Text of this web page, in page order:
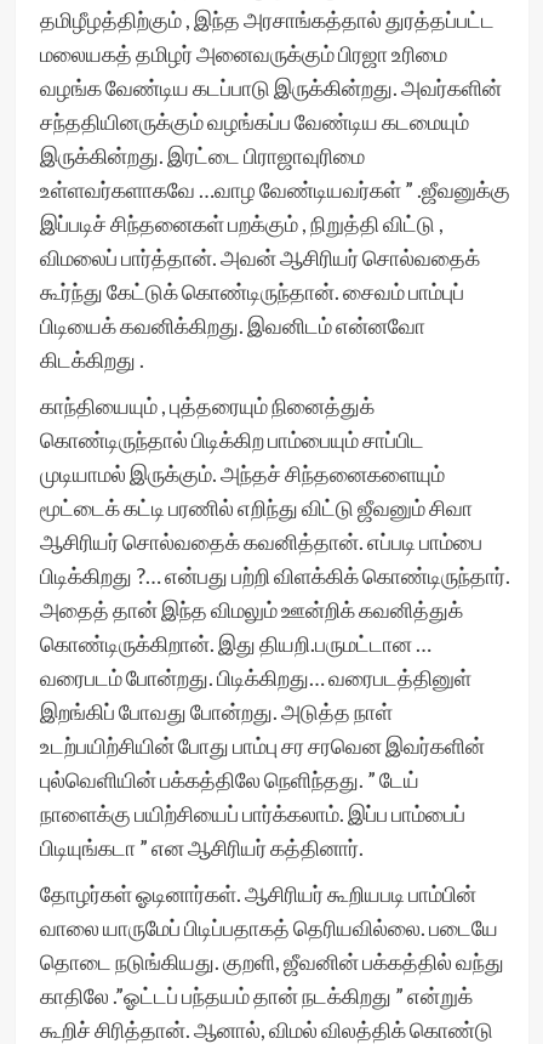
தமிழீழத்திற்கும் , இந்த அரசாங்கத்தால் துரத்தப்பட்ட‌
மலையகத் தமிழர் அனைவருக்கும் பிரஜா உரிமை
வழங்க வேண்டிய கடப்பாடு இருக்கின்றது. அவர்களின்
சந்ததியினருக்கும் வழங்கப்ப வேண்டிய கடமையும்
இருக்கின்றது. இரட்டை பிராஜாவுரிமை
உள்ளவர்களாகவே …வாழ வேண்டியவர்கள் ” .ஜீவனுக்கு
இப்படிச் சிந்தனைகள் பறக்கும் , நிறுத்தி விட்டு ,
விமலைப் பார்த்தான். அவன் ஆசிரியர் சொல்வதைக்
கூர்ந்து கேட்டுக் கொண்டிருந்தான். சைவம் பாம்புப்
பிடியைக் கவனிக்கிறது. இவனிடம் என்னவோ
கிடக்கிறது .
காந்தியையும் , புத்தரையும் நினைத்துக்
கொண்டிருந்தால் பிடிக்கிற பாம்பையும் சாப்பிட
முடியாமல் இருக்கும். அந்தச் சிந்தனைகளையும்
மூட்டைக் கட்டி பரணில் எறிந்து விட்டு ஜீவனும் சிவா
ஆசிரியர் சொல்வதைக் கவனித்தான். எப்படி பாம்பை
பிடிக்கிறது ?… என்பது பற்றி விளக்கிக் கொண்டிருந்தார்.
அதைத் தான் இந்த விம‌லும் ஊன்றிக் கவனித்துக்
கொண்டிருக்கிறான். இது தியறி.பருமட்டான …
வரைபடம் போன்றது. பிடிக்கிறது… வரைபடத்தினுள்
இறங்கிப் போவது போன்றது. அடுத்த நாள்
உடற்பயிற்சியின் போது பாம்பு சர சரவென இவர்களின்
புல்வெளியின் பக்கத்திலே நெளிந்தது. ” டேய்
நாளைக்கு பயிற்சியைப் பார்க்கலாம். இப்ப பாம்பைப்
பிடியுங்கடா ” என ஆசிரியர் கத்தினார்.
தோழர்கள் ஓடினார்கள். ஆசிரியர் கூறியபடி பாம்பின்
வாலை யாருமேப் பிடிப்பதாகத் தெரியவில்லை. படையே
தொடை நடுங்கியது. குறளி, ஜீவனின் பக்கத்தில் வந்து
காதிலே .”ஓட்டப் பந்தயம் தான் நடக்கிறது ” என்றுக்
கூறிச் சிரித்தான். ஆனால், விமல் விலத்திக் கொண்டு